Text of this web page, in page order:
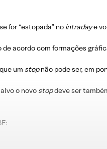
for “estopada” no intradaye
acordo com formações
um stopnão pode ser, em
o novo stopdeve ser